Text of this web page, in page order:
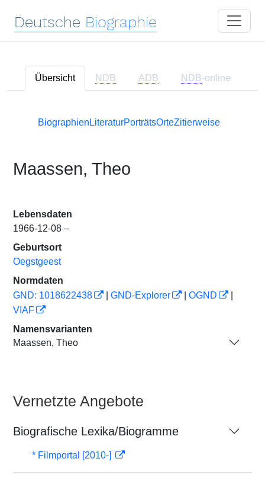
Deutsche Biographie
Übersicht NDB ADB NDB-online
Biographien LiteraturPorträtsOrteZitierweise
Maassen, Theo
Lebensdaten
1966-12-08 –
Geburtsort
Oegstgeest
Normdaten
GND: 1018622438
GND-Explorer OGND
VIAF
Namensvarianten
Maassen, Theo
Vernetzte Angebote
Biografische Lexika/Biogramme
* Filmportal [2010-]